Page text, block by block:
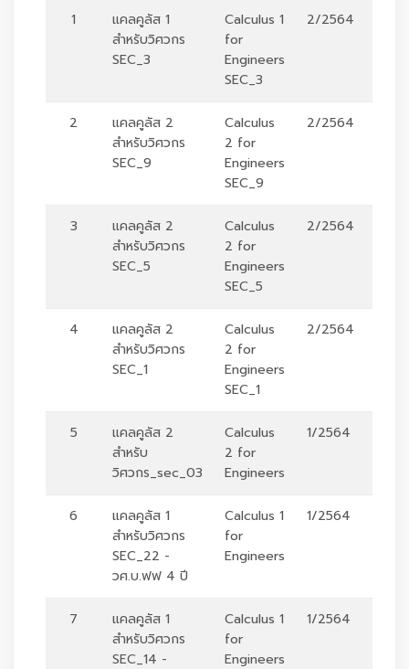
1
แคลคูลัส 1
สำหรับวิศวกร
SEC_3
Calculus 1
for
Engineers
SEC_3
2/2564
2
แคลคูลัส 2
สำหรับวิศวกร
SEC_9
Calculus
2 for
Engineers
SEC_9
2/2564
3
แคลคูลัส 2
สำหรับวิศวกร
SEC_5
Calculus
2 for
Engineers
SEC_5
2/2564
4
แคลคูลัส 2
สำหรับวิศวกร
SEC_1
Calculus
2 for
Engineers
SEC_1
2/2564
5
แคลคูลัส 2
สำหรับ
วิศวกร_sec_03
Calculus
2 for
Engineers
1/2564
6
แคลคูลัส 1
สำหรับวิศวกร
SEC_22 -
วศ.บ.ฟฟ 4 ปี
Calculus 1
for
Engineers
1/2564
7
แคลคูลัส 1
สำหรับวิศวกร
SEC_14 -
Calculus 1
for
Engineers
1/2564